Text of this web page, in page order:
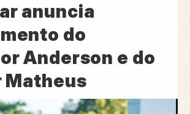
anuncia
do
Anderson e do
Matheus